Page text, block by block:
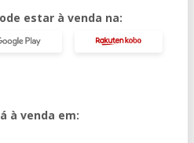
estar à venda na:
à venda em: